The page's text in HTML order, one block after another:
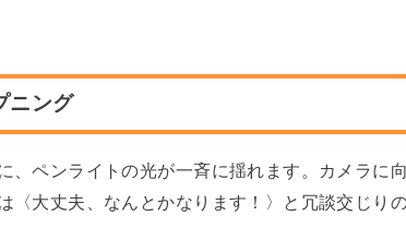
ニング
、ペンライトの光が一斉に揺れます。カメラに
〈大丈夫、なんとかなります！〉と冗談交じり